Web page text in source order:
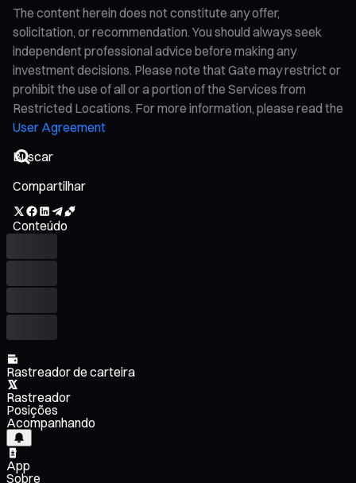
The content herein does not constitute any offer,
solicitation, or recommendation. You should always seek
independent professional advice before making any
investment decisions. Please note that Gate may restrict or
prohibit the use of all or a portion of the Services from
Restricted Locations. For more information, please read the
User Agreement
Compartilhar
Conteúdo
Rastreador de carteira
Rastreador
Posições
Acompanhando
App
Sobre